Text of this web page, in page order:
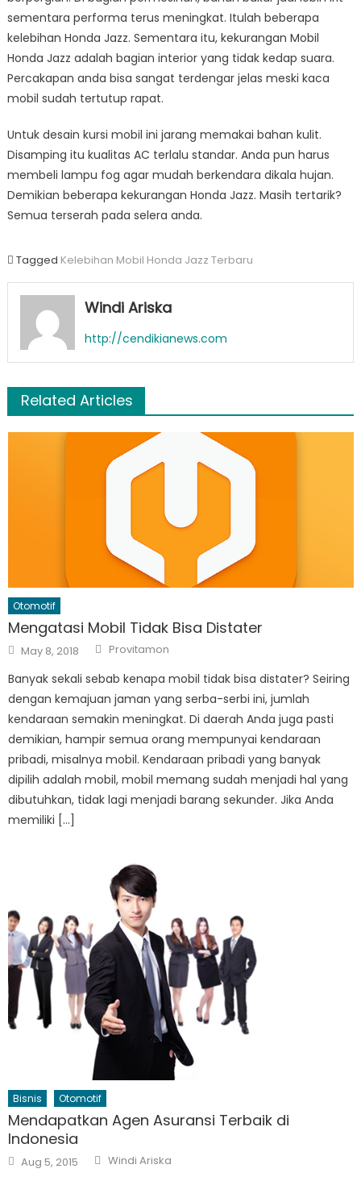
sementara performa terus meningkat. Itulah beberapa
kelebihan Honda Jazz. Sementara itu, kekurangan Mobil
Honda Jazz adalah bagian interior yang tidak kedap suara.
Percakapan anda bisa sangat terdengar jelas meski kaca
mobil sudah tertutup rapat.
Untuk desain kursi mobil ini jarang memakai bahan kulit.
Disamping itu kualitas AC terlalu standar. Anda pun harus
membeli lampu fog agar mudah berkendara dikala hujan.
Demikian beberapa kekurangan Honda Jazz. Masih tertarik?
Semua terserah pada selera anda.
Tagged Kelebihan Mobil Honda Jazz Terbaru
Windi Ariska
http://cendikianews.com
Related Articles
Otomotif
Mengatasi Mobil Tidak Bisa Distater
Posted
on
May 8, 2018 Author
Provitamon
Banyak sekali sebab kenapa mobil tidak bisa distater? Seiring
dengan kemajuan jaman yang serba-serbi ini, jumlah
kendaraan semakin meningkat. Di daerah Anda juga pasti
demikian, hampir semua orang mempunyai kendaraan
pribadi, misalnya mobil. Kendaraan pribadi yang banyak
dipilih adalah mobil, mobil memang sudah menjadi hal yang
dibutuhkan, tidak lagi menjadi barang sekunder. Jika Anda
memiliki […]
Bisnis Otomotif
Mendapatkan Agen Asuransi Terbaik di
Indonesia
Posted
on
Aug 5, 2015 Author
Windi Ariska